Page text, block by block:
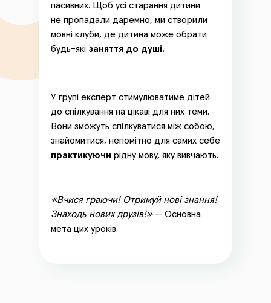
У групі експерт стимулюватиме дітей
до спілкування на цікаві для них теми.
Вони зможуть спілкуватися між собою,
знайомитися, непомітно для самих себе
практикуючи рідну мову, яку вивчають.
пасивних. Щоб усі старання дитини
не пропадали даремно, ми створили
мовні клуби, де дитина може обрати
будь-які заняття до душі.
«Вчися граючи! Отримуй нові знання!
Знаходь нових друзів!» — Основна
мета цих уроків.